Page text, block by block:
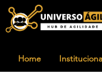
Home Institucional